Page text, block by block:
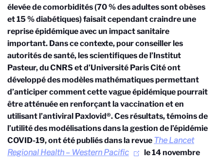
élevée de comorbidités (70 % des adultes sont obèses
et 15 % diabétiques) faisait cependant craindre une
reprise épidémique avec un impact sanitaire
important. Dans ce contexte, pour conseiller les
autorités de santé, les scientifiques de l’Institut
Pasteur, du CNRS et d’Université Paris Cité ont
développé des modèles mathématiques permettant
d’anticiper comment cette vague épidémique pourrait
être atténuée en renforçant la vaccination et en
utilisant l’antiviral Paxlovid®. Ces résultats, témoins de
l’utilité des modélisations dans la gestion de l’épidémie
COVID-19, ont été publiés dans la revue The Lancet
Regional Health – Western Pacific
le 14 novembre